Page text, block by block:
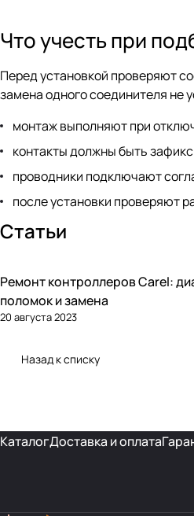
Что учесть при
Перед установкой проверяют
замена одного соединителя не
монтаж выполняют при
контакты должны быть
проводники подключают
после установки проверяют
Статьи
Автоматика и контроллеры
Ремонт контроллеров Carel:
поломок и замена
20 августа 2023
Назад к списку
КаталогДоставка и оплата